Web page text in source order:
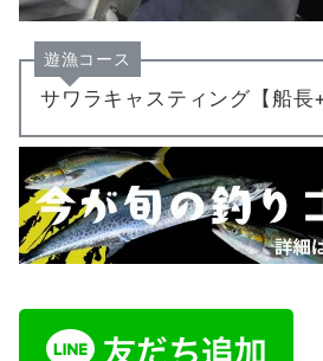
遊漁コース
サワラキャスティング【船長